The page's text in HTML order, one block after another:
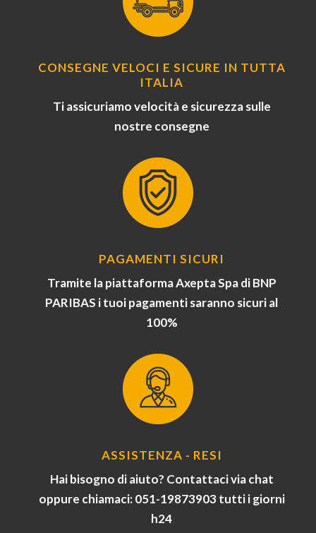
CONSEGNE VELOCI E SICURE IN TUTTA
ITALIA
Ti assicuriamo velocità e sicurezza sulle
nostre consegne
PAGAMENTI SICURI
Tramite la piattaforma Axepta Spa di BNP
PARIBAS i tuoi pagamenti saranno sicuri al
100%
ASSISTENZA - RESI
Hai bisogno di aiuto? Contattaci via chat
oppure chiamaci: 051-19873903 tutti i giorni
h24